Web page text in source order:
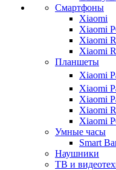
Смартфоны
Xiaomi
Xiaomi
Xiaomi
Xiaomi
Планшеты
Xiaomi
Xiaomi
Xiaomi
Xiaomi
Xiaomi
Умные часы
Smart
Наушники
ТВ и